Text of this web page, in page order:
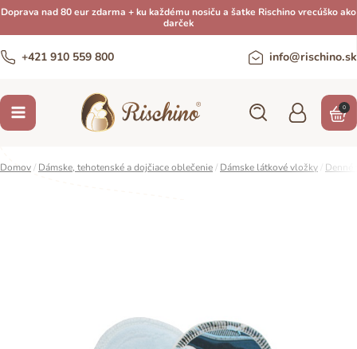
Doprava nad 80 eur zdarma + ku každému nosiču a šatke Rischino vrecúško ako
darček
+421 910 559 800 info@rischino.sk
0
Domov/ Dámske, tehotenské a dojčiace oblečenie/ Dámske látkové vložky Denné